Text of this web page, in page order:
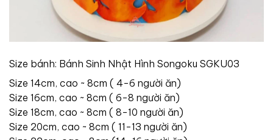
Size bánh: Bánh Sinh Nhật Hình Songoku SGKU03
Size 14cm, cao ~ 8cm ( 4-6 người ăn)
Size 16cm, cao ~ 8cm ( 6-8 người ăn)
Size 18cm, cao ~ 8cm ( 8-10 người ăn)
Size 20cm, cao ~ 8cm ( 11-13 người ăn)